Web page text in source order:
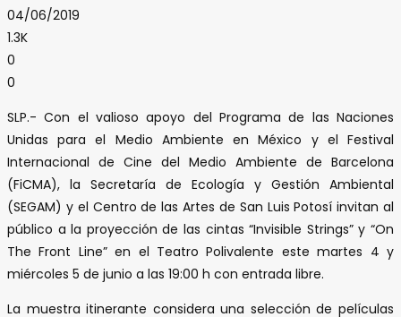
04/06/2019
1.3K
0
0
SLP.- Con el valioso apoyo del Programa de las Naciones
Unidas para el Medio Ambiente en México y el Festival
Internacional de Cine del Medio Ambiente de Barcelona
(FiCMA), la Secretaría de Ecología y Gestión Ambiental
(SEGAM) y el Centro de las Artes de San Luis Potosí invitan al
público a la proyección de las cintas “Invisible Strings” y “On
The Front Line” en el Teatro Polivalente este martes 4 y
miércoles 5 de junio a las 19:00 h con entrada libre.
La muestra itinerante considera una selección de películas